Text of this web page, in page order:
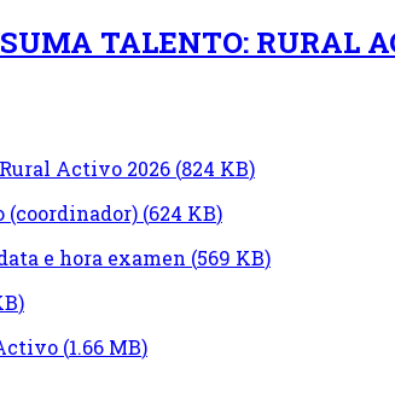
TALENTO: RURAL
Activo 2026 (824 KB)
(coordinador) (624 KB)
e hora examen (569 KB)
)
(1.66 MB)